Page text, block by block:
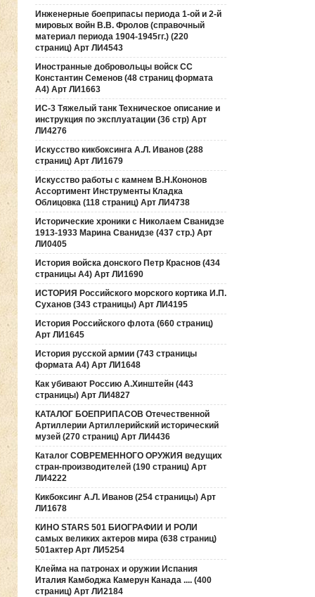
Инженерные боеприпасы периода 1-ой и 2-й
мировых войн В.В. Фролов (справочный
материал периода 1904-1945гг.) (220
страниц) Арт ЛИ4543
Иностранные добровольцы войск СС
Константин Семенов (48 страниц формата
А4) Арт ЛИ1663
ИС-3 Тяжелый танк Техническое описание и
инструкция по эксплуатации (36 стр) Арт
ЛИ4276
Искусство кикбоксинга А.Л. Иванов (288
страниц) Арт ЛИ1679
Искусство работы с камнем В.Н.Кононов
Ассортимент Инструменты Кладка
Облицовка (118 страниц) Арт ЛИ4738
Исторические хроники с Николаем Сванидзе
1913-1933 Марина Сванидзе (437 стр.) Арт
ЛИ0405
История войска донского Петр Краснов (434
страницы А4) Арт ЛИ1690
ИСТОРИЯ Российского морского кортика И.П.
Суханов (343 страницы) Арт ЛИ4195
История Российского флота (660 страниц)
Арт ЛИ1645
История русской армии (743 страницы
формата А4) Арт ЛИ1648
Как убивают Россию А.Хинштейн (443
страницы) Арт ЛИ4827
КАТАЛОГ БОЕПРИПАСОВ Отечественной
Артиллерии Артиллерийский исторический
музей (270 страниц) Арт ЛИ4436
Каталог СОВРЕМЕННОГО ОРУЖИЯ ведущих
стран-производителей (190 страниц) Арт
ЛИ4222
Кикбоксинг А.Л. Иванов (254 страницы) Арт
ЛИ1678
КИНО STARS 501 БИОГРАФИИ И РОЛИ
самых великих актеров мира (638 страниц)
501актер Арт ЛИ5254
Клейма на патронах и оружии Испания
Италия Камбоджа Камерун Канада .... (400
страниц) Арт ЛИ2184